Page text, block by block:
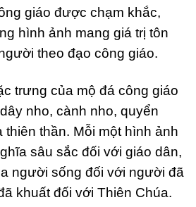
giáo được chạm khắc,
hình ảnh mang giá trị tôn
theo đạo công giáo.
trưng của mộ đá công giáo
nho, cành nho, quyển
thiên thần. Mỗi một hình ảnh
sâu sắc đối với giáo dân,
người sống đối với người đã
khuất đối với Thiên Chúa.